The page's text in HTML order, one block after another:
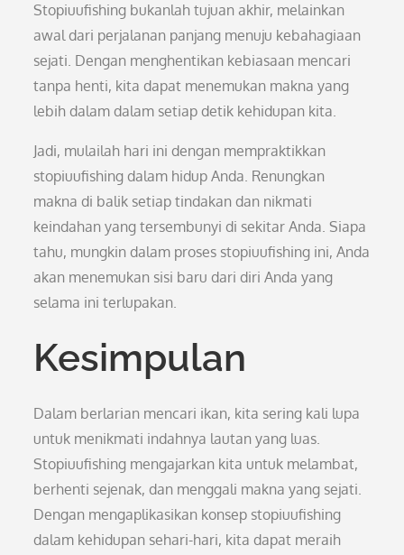
Stopiuufishing bukanlah tujuan akhir, melainkan
awal dari perjalanan panjang menuju kebahagiaan
sejati. Dengan menghentikan kebiasaan mencari
tanpa henti, kita dapat menemukan makna yang
lebih dalam dalam setiap detik kehidupan kita.
Jadi, mulailah hari ini dengan mempraktikkan
stopiuufishing dalam hidup Anda. Renungkan
makna di balik setiap tindakan dan nikmati
keindahan yang tersembunyi di sekitar Anda. Siapa
tahu, mungkin dalam proses stopiuufishing ini, Anda
akan menemukan sisi baru dari diri Anda yang
selama ini terlupakan.
Kesimpulan
Dalam berlarian mencari ikan, kita sering kali lupa
untuk menikmati indahnya lautan yang luas.
Stopiuufishing mengajarkan kita untuk melambat,
berhenti sejenak, dan menggali makna yang sejati.
Dengan mengaplikasikan konsep stopiuufishing
dalam kehidupan sehari-hari, kita dapat meraih